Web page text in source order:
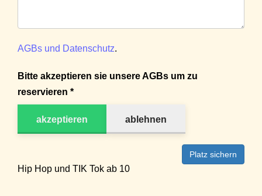
AGBs und Datenschutz.
Bitte akzeptieren sie unsere AGBs um zu
reservieren *
akzeptieren ablehnen
Platz sichern
Hip Hop und TIK Tok ab 10